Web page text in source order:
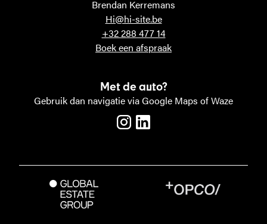
Brendan Kerremans
Hi@hi-site.be
+32 288 477 14
Boek een afspraak
Met de auto?
Gebruik dan navigatie via Google Maps of Waze